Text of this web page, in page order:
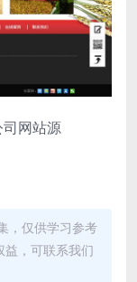
司网站源
，仅供学习参考
益，可联系我们